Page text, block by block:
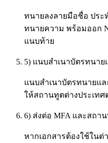
ทนายลงลายมือชื่อ ประ
ทนายความ พร้อมออก
แนบท้าย
5) แนบสำเนาบัตรทนา
แนบสำเนาบัตรทนายแ
ให้สถานทูตต่างประเทศ
6) ส่งต่อ MFA และสถา
หากเอกสารต้องใช้ในต่